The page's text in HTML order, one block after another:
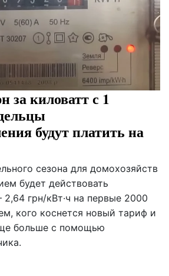
за киловатт с 1
будут платить на
сезона для домохозяйств
будет действовать
грн/кВт·ч на первые 2000
кого коснется новый тариф и
больше с помощью